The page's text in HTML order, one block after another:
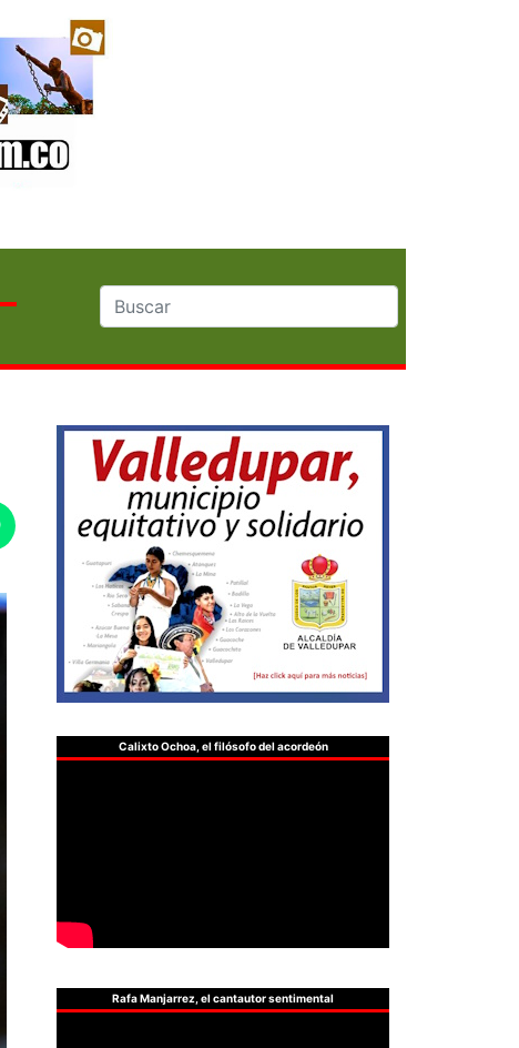
Calixto Ochoa, el filósofo del acordeón
Rafa Manjarrez, el cantautor sentimental